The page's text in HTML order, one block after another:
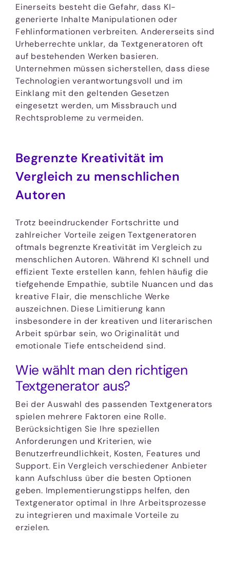
Einerseits besteht die Gefahr, dass KI-
generierte Inhalte Manipulationen oder
Fehlinformationen verbreiten. Andererseits sind
Urheberrechte unklar, da Textgeneratoren oft
auf bestehenden Werken basieren.
Unternehmen müssen sicherstellen, dass diese
Technologien verantwortungsvoll und im
Einklang mit den geltenden Gesetzen
eingesetzt werden, um Missbrauch und
Rechtsprobleme zu vermeiden.
Begrenzte Kreativität im
Vergleich zu menschlichen
Autoren
Trotz beeindruckender Fortschritte und
zahlreicher Vorteile zeigen Textgeneratoren
oftmals begrenzte Kreativität im Vergleich zu
menschlichen Autoren. Während KI schnell und
effizient Texte erstellen kann, fehlen häufig die
tiefgehende Empathie, subtile Nuancen und das
kreative Flair, die menschliche Werke
auszeichnen. Diese Limitierung kann
insbesondere in der kreativen und literarischen
Arbeit spürbar sein, wo Originalität und
emotionale Tiefe entscheidend sind.
Wie wählt man den richtigen
Textgenerator aus?
Bei der Auswahl des passenden Textgenerators
spielen mehrere Faktoren eine Rolle.
Berücksichtigen Sie Ihre speziellen
Anforderungen und Kriterien, wie
Benutzerfreundlichkeit, Kosten, Features und
Support. Ein Vergleich verschiedener Anbieter
kann Aufschluss über die besten Optionen
geben. Implementierungstipps helfen, den
Textgenerator optimal in Ihre Arbeitsprozesse
zu integrieren und maximale Vorteile zu
erzielen.